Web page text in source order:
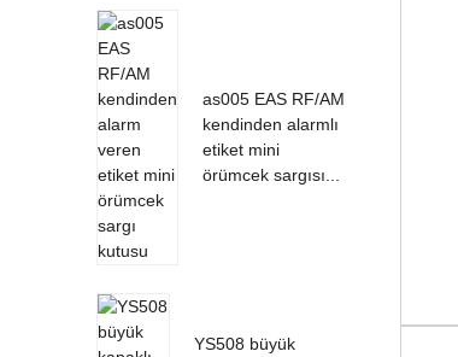
as005 EAS RF/AM
kendinden alarmlı
etiket mini
örümcek sargısı...
YS508 büyük